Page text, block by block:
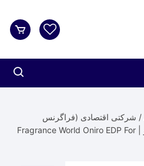
/ شرکتی اقتصادی (فراگرنس
/ عطر فراگرنس ورد اونیرو | Fragrance World Oniro EDP For